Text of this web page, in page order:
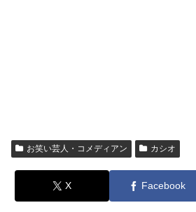
お笑い芸人・コメディアン カシオ
X Facebook